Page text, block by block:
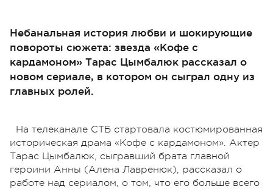
Небанальная история любви и шокирующие
повороты сюжета: звезда «Кофе с
кардамоном» Тарас Цымбалюк рассказал о
новом сериале, в котором он сыграл одну из
главных ролей.
На телеканале СТБ стартовала костюмированная
историческая драма «Кофе с кардамоном». Актер
Тарас Цымбалюк, сыгравший брата главной
героини Анны (Алена Лавренюк), рассказал о
работе над сериалом, о том, что его больше всего